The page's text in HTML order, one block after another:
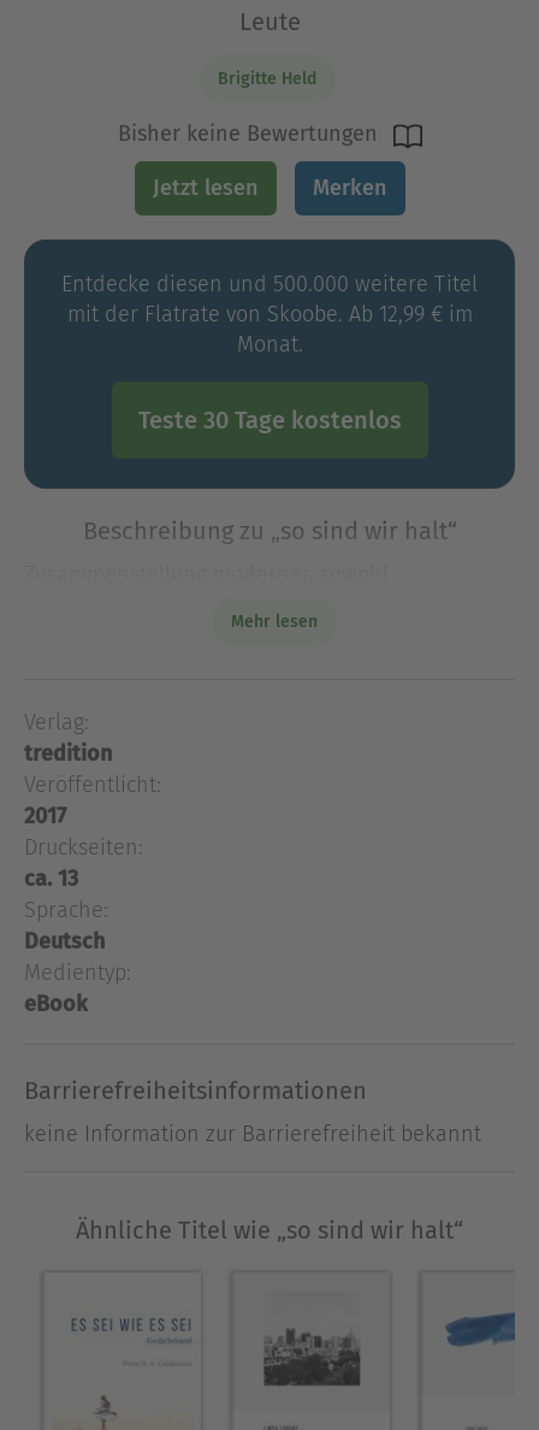
Leute
Brigitte Held
Bisher keine Bewertungen
Jetzt lesen Merken
Entdecke diesen und 500.000 weitere Titel
mit der Flatrate von Skoobe. Ab 12,99 € im
Monat.
Teste 30 Tage kostenlos
Beschreibung zu „so sind wir halt“
zwischenmenschliche Beziehungen,
Zusammenstellung moderner, sowohl
tiefgründiger, als auch humorvoller Gedichte über
zwischenmenschliche Beziehungen,
Charaktereigenschaften, Verhaltensmuster, und
Liebesgedichte in schönen Reimen, gut
verständlich, z.T. als kleine Kurzgeschichten,
erzählt
Mehr lesen
Verlag:
tredition
Veröffentlicht:
2017
Druckseiten:
ca. 13
Sprache:
Deutsch
Medientyp:
eBook
Barrierefreiheitsinformationen
keine Information zur Barrierefreiheit bekannt
Ähnliche Titel wie „so sind wir halt“